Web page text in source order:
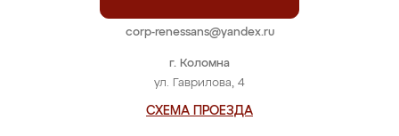
г. Коломна
ул. Гаврилова, 4
СХЕМА ПРОЕЗДА
corp-renessans@yandex.ru